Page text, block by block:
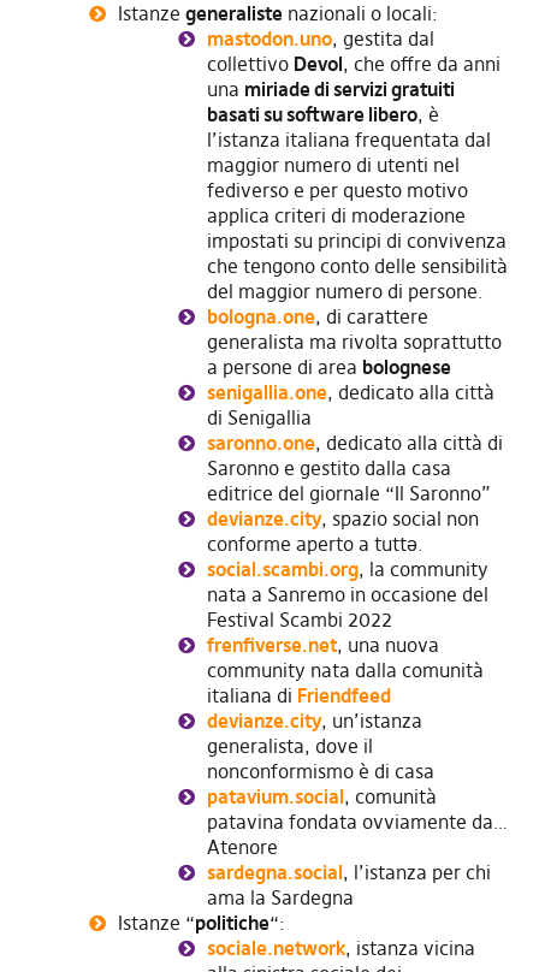
Istanze generalistenazionali o locali:
mastodon.uno, gestita dal
collettivo Devol, che offre da anni
una miriade di servizi gratuiti
basati su software libero, è
l’istanza italiana frequentata dal
maggior numero di utenti nel
fediverso e per questo motivo
applica criteri di moderazione
impostati su principi di convivenza
che tengono conto delle sensibilità
del maggior numero di persone.
bologna.one, di carattere
generalista ma rivolta soprattutto
a persone di area bolognese
senigallia.one, dedicato alla città
di Senigallia
saronno.one, dedicato alla città di
Saronno e gestito dalla casa
editrice del giornale “Il Saronno”
devianze.city, spazio social non
conforme aperto a tuttə.
social.scambi.org, la community
nata a Sanremo in occasione del
Festival Scambi 2022
frenfiverse.net, una nuova
community nata dalla comunità
italiana di Friendfeed
devianze.city, un’istanza
generalista, dove il
nonconformismo è di casa
patavium.social, comunità
patavina fondata ovviamente da…
Atenore
sardegna.social, l’istanza per chi
ama la Sardegna
Istanze “politiche“:
sociale.network, istanza vicina